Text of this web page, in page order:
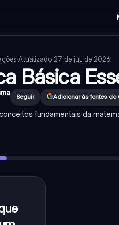
·Atualizado 27 de jul. de 2026
Básica
Seguir Adicionar às fontes do
fundamentais da
—
—8